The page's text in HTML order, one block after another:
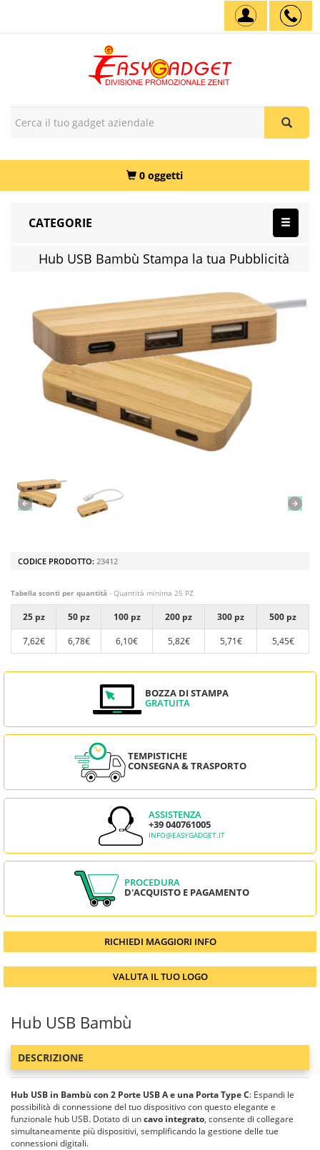
0 oggetti
CATEGORIE
Hub USB Bambù Stampa la tua Pubblicità
CODICE PRODOTTO: 23412
Tabella sconti per quantità - Quantità minima 25 PZ
25 pz 50 pz 100 pz 200 pz 300 pz
500 pz
7,62€
6,78€ 6,10€ 5,82€ 5,71€ 5,45€
BOZZA DI STAMPA
GRATUITA
TEMPISTICHE
CONSEGNA & TRASPORTO
ASSISTENZA
+39 040761005
INFO@EASYGADGET.IT
PROCEDURA
D'ACQUISTO E PAGAMENTO
RICHIEDI MAGGIORI INFO
VALUTA IL TUO LOGO
Hub USB Bambù
DESCRIZIONE
Hub USB in Bambù con 2 Porte USB A e una Porta Type C: Espandi le
possibilità di connessione del tuo dispositivo con questo elegante e
funzionale hub USB. Dotato di uncavo integrato, consente di collegare
simultaneamente più dispositivi, semplificando la gestione delle tue
connessioni digitali.